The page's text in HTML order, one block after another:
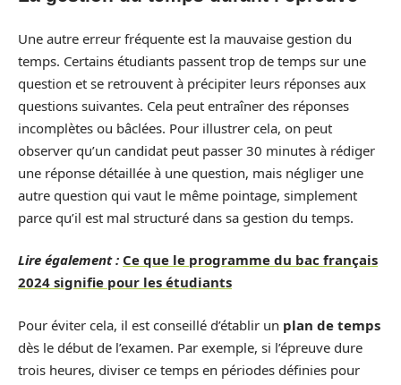
Une autre erreur fréquente est la mauvaise gestion du
temps. Certains étudiants passent trop de temps sur une
question et se retrouvent à précipiter leurs réponses aux
questions suivantes. Cela peut entraîner des réponses
incomplètes ou bâclées. Pour illustrer cela, on peut
observer qu’un candidat peut passer 30 minutes à rédiger
une réponse détaillée à une question, mais négliger une
autre question qui vaut le même pointage, simplement
parce qu’il est mal structuré dans sa gestion du temps.
Lire également : Ce que le programme du bac français
2024 signifie pour les étudiants
Pour éviter cela, il est conseillé d’établir un plan de temps
dès le début de l’examen. Par exemple, si l’épreuve dure
trois heures, diviser ce temps en périodes définies pour